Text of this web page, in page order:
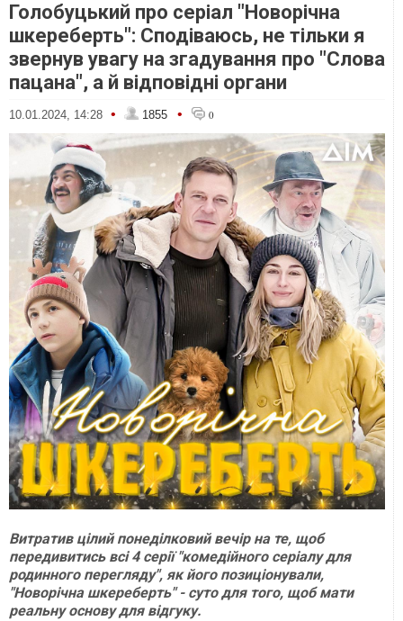
Голобуцький про серіал "Новорічна
шкереберть": Сподіваюсь, не тільки я
звернув увагу на згадування про "Слова
пацана", а й відповідні органи
10.01.2024, 14:28 • 1855 • 0
Витратив цілий понеділковий вечір на те, щоб
передивитись всі 4 серії "комедійного серіалу для
родинного перегляду", як його позиціонували,
"Новорічна шкереберть" - суто для того, щоб мати
реальну основу для відгуку.